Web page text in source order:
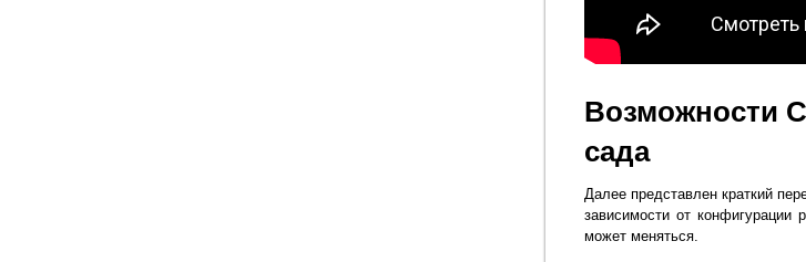
Возможности
сада
Далее представлен краткий
зависимости от конфигурации
может меняться.